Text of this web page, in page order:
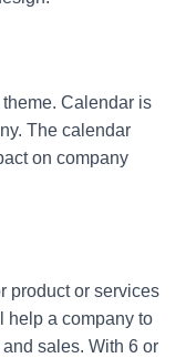
Calendar is
The calendar
on company
product or services
help a company to
sales. With 6 or